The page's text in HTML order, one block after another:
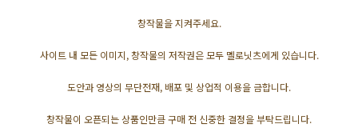
창작물을 지켜주세요.
사이트 내 모든 이미지, 창작물의 저작권은 모두 멜로닛츠에게 있습니다.
도안과 영상의 무단전재, 배포 및 상업적 이용을 금합니다.
창작물이 오픈되는 상품인만큼 구매 전 신중한 결정을 부탁드립니다.